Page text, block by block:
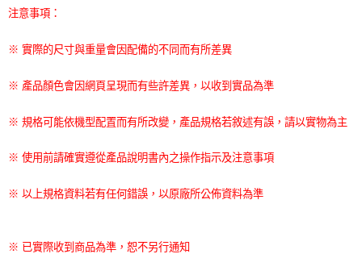
注意事項：
※ 實際的尺寸與重量會因配備的不同而有所差異
※ 產品顏色會因網頁呈現而有些許差異，以收到實品為準
※ 規格可能依機型配置而有所改變，產品規格若敘述有誤，請以實物為主
※ 使用前請確實遵從產品說明書內之操作指示及注意事項
※ 以上規格資料若有任何錯誤，以原廠所公佈資料為準
※ 已實際收到商品為準，恕不另行通知